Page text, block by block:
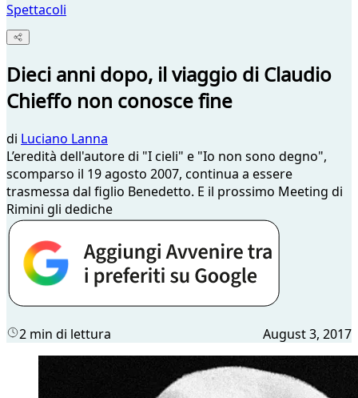
Spettacoli
Dieci anni dopo, il viaggio di Claudio
Chieffo non conosce fine
di Luciano Lanna
L’eredità dell'autore di "I cieli" e "Io non sono degno",
scomparso il 19 agosto 2007, continua a essere
trasmessa dal figlio Benedetto. E il prossimo Meeting di
Rimini gli dediche
2 min di lettura August 3, 2017